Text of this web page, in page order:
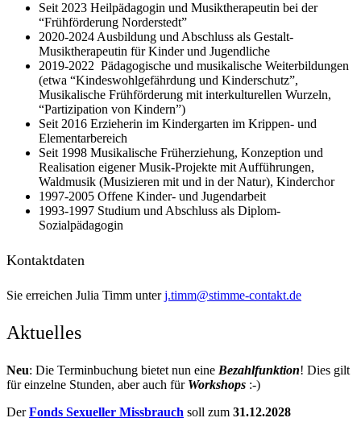
Seit 2023 Heilpädagogin und Musiktherapeutin bei der
“Frühförderung Norderstedt”
2020-2024 Ausbildung und Abschluss als Gestalt-
Musiktherapeutin für Kinder und Jugendliche
2019-2022 Pädagogische und musikalische Weiterbildungen
(etwa “Kindeswohlgefährdung und Kinderschutz”,
Musikalische Frühförderung mit interkulturellen Wurzeln,
“Partizipation von Kindern”)
Seit 2016 Erzieherin im Kindergarten im Krippen- und
Elementarbereich
Seit 1998 Musikalische Früherziehung, Konzeption und
Realisation eigener Musik-Projekte mit Aufführungen,
Waldmusik (Musizieren mit und in der Natur), Kinderchor
1997-2005 Offene Kinder- und Jugendarbeit
1993-1997 Studium und Abschluss als Diplom-
Sozialpädagogin
Kontaktdaten
Sie erreichen Julia Timm unterj.timm@stimme-contakt.de
Aktuelles
Neu: Die Terminbuchung bietet nun eine Bezahlfunktion! Dies gilt
für einzelne Stunden, aber auch für Workshops :-)
Der Fonds Sexueller Missbrauch soll zum 31.12.2028